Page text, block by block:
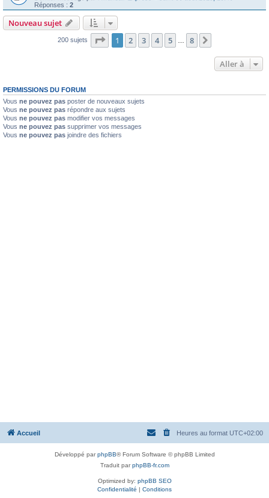
Réponses : 2
Nouveau sujet
200 sujets Page 1sur8
1 2 3 4 5 8
Aller à
PERMISSIONS DU FORUM
Vous ne pouvez pas poster de nouveaux sujets
Vous ne pouvez pas répondre aux sujets
Vous ne pouvez pas modifier vos messages
Vous ne pouvez pas supprimer vos messages
Vous ne pouvez pas joindre des fichiers
Accueil Heures au format UTC+02:00
Développé parphpBB® Forum Software © phpBB Limited
Traduit parphpBB-fr.com
Optimized by: phpBB SEO
Confidentialité | Conditions